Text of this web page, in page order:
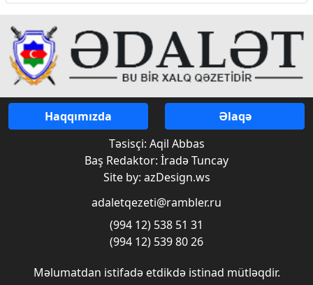
Haqqımızda
Əlaqə
Təsisçi: Aqil Abbas
Baş Redaktor: İradə Tuncay
Site by: azDesign.ws
adaletqezeti@rambler.ru
(994 12) 538 51 31
(994 12) 539 80 26
Məlumatdan istifadə etdikdə istinad mütləqdir.